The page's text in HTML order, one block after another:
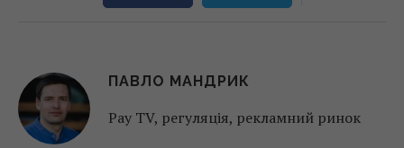
ПАВЛО МАНДРИК
Pay TV, регуляція, рекламний ринок